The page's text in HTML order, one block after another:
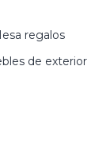
regalos
de exterior